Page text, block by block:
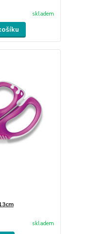
skladem
skladem